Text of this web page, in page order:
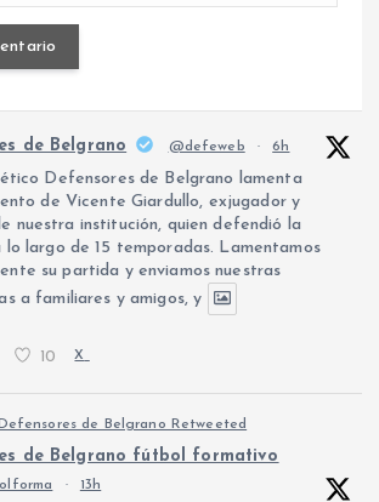
de Belgrano @defeweb · 6h
Defensores de Belgrano lamenta
de Vicente Giardullo, exjugador y
nuestra institución, quien defendió la
lo largo de 15 temporadas. Lamentamos
su partida y enviamos nuestras
a familiares y amigos, y
10 X
Defensores de Belgrano Retweeted
de Belgrano fútbol formativo
· 13h